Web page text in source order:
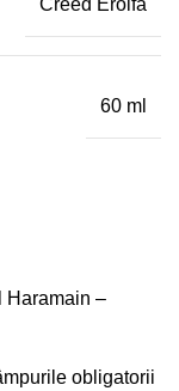
60 ml
Haramain –
obligatorii